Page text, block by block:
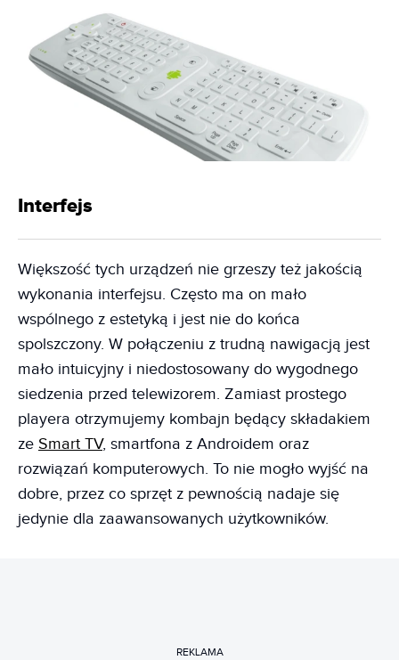
Interfejs
Większość tych urządzeń nie grzeszy też jakością
wykonania interfejsu. Często ma on mało
wspólnego z estetyką i jest nie do końca
spolszczony. W połączeniu z trudną nawigacją jest
mało intuicyjny i niedostosowany do wygodnego
siedzenia przed telewizorem. Zamiast prostego
playera otrzymujemy kombajn będący składakiem
ze Smart TV, smartfona z Androidem oraz
rozwiązań komputerowych. To nie mogło wyjść na
dobre, przez co sprzęt z pewnością nadaje się
jedynie dla zaawansowanych użytkowników.
REKLAMA